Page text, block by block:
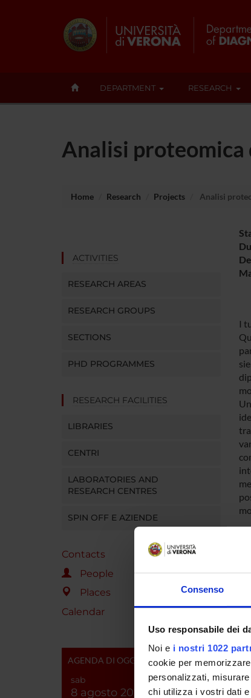
Consenso
Uso responsabile dei
Noi e i nostri 1022
cookie per
personalizzati,
chi utilizza i vostri dati
DEPARTMENT RESEARCH
Analisi
Home Research Projects Analisi
ACTIVITIES
RESEARCH AREAS
RESEARCH GROUPS
SECTIONS
PHD PROGRAMMES
RESEARCH FACILITIES
LIBRARIES
CENTRI
LABORATORIES AND
RESEARCH CENTRES
SPIN OFF E AZIENDE
Contacts
People
Places
Calendar
AGENDA DI OGGI
sab
8 agosto 2026
I